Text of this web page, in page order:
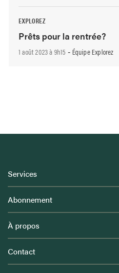
EXPLOREZ
Prêts pour la rentrée?
1 août 2023 à 9h15 - Équipe Explorez
Services
Abonnement
À propos
Contact